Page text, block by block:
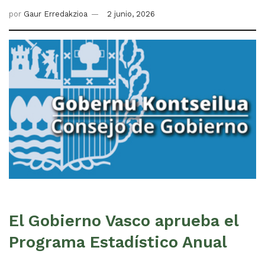
por Gaur Erredakzioa 2 junio, 2026
El Gobierno Vasco aprueba el
Programa Estadístico Anual